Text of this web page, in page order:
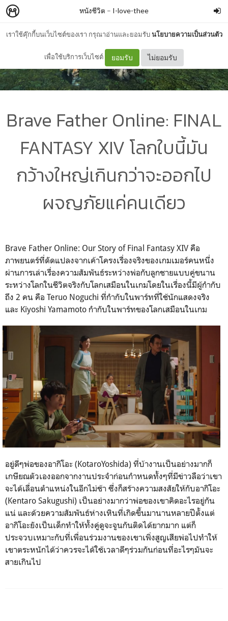
เราใช้คุ๊กกี้บนเว็บไซต์ของเรา กรุณาอ่านและยอมรับนโยบายความเป็นส่วนตัว
เพื่อใช้บริการเว็บไซต์ ยอมรับ ไม่ยอมรับ
หนังชีวิต – I-love-thee
Brave Father Online: FINAL
FANTASY XIV โลกใบนี้มัน
กว้างใหญ่เกินกว่าจะออกไป
ผจญภัยแค่คนเดียว
Brave Father Online: Our Story of Final Fantasy XIV คือ
ภาพยนตร์ที่ดัดแปลงจากเค้าโครงเรื่องจริงของเกมเมอร์คนหนึ่ง
ผ่านการเล่าเรื่องความสัมพันธ์ระหว่างพ่อกับลูกชายแบบคู่ขนาน
ระหว่างโลกในชีวิตจริงกับโลกเสมือนในเกมโดยในเรื่องนี้มีผู้กำกับ
ถึง 2 คน คือ Teruo Noguchi ที่กำกับในพาร์ทที่ใช้นักแสดงจริง
และ Kiyoshi Yamamoto กำกับในพาร์ทของโลกเสมือนในเกม
อยู่ดีๆพ่อของอากิโอะ (KotaroYoshida) ที่บ้างานเป็นอย่างมากก็
เกษียณตัวเองออกจากงานประจำก่อนกำหนดทั้งๆที่มีข่าวลือว่าเขา
จะได้เลื่อนตำแหน่งในอีกไม่ช้า ซึ่งก็สร้างความสงสัยให้กับอากิโอะ
(Kentaro Sakugushi) เป็นอย่างมากว่าพ่อของเขาคิดอะไรอยู่กัน
แน่ และด้วยความสัมพันธ์ห่างเหินที่เกิดขึ้นมานานหลายปีตั้งแต่
อากิโอะยังเป็นเด็กทำให้ทั้งคู่ดูจะจูนกันติดได้ยากมาก แต่ก็
ประจวบเหมาะกับที่เพื่อนร่วมงานของเขาเพิ่งสูญเสียพ่อไปทำให้
เขาตระหนักได้ว่าควรจะได้ใช้เวลาดีๆร่วมกันก่อนที่อะไรๆมันจะ
สายเกินไป